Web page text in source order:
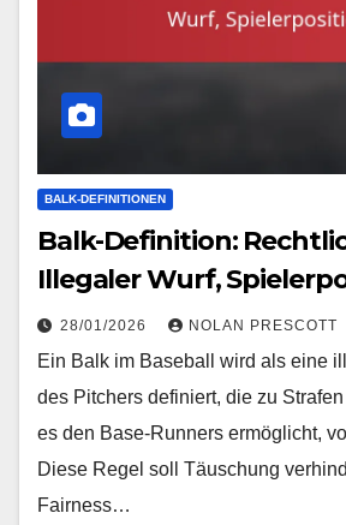
BALK-DEFINITIONEN
Balk-Definition:
Illegaler Wurf,
28/01/2026 NOLAN PRESCOTT
Ein Balk im Baseball wird als eine
des Pitchers definiert, die zu
es den Base-Runners ermöglicht,
Diese Regel soll Täuschung
Fairness…